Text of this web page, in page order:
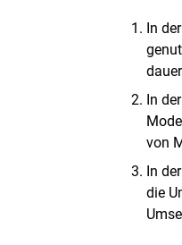
In
In
von
In
die